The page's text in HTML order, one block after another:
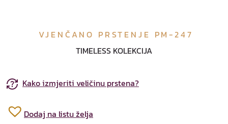
VJENČANO PRSTENJE PM-247
TIMELESS KOLEKCIJA
Kako izmjeriti veličinu prstena?
Dodaj na listu želja